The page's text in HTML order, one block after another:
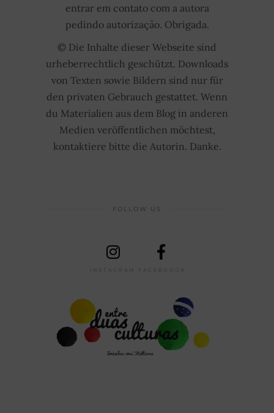
entrar em contato com a autora
pedindo autorização. Obrigada.
© Die Inhalte dieser Webseite sind
urheberrechtlich geschützt. Downloads
von Texten sowie Bildern sind nur für
den privaten Gebrauch gestattet. Wenn
du Materialien aus dem Blog in anderen
Medien veröffentlichen möchtest,
kontaktiere bitte die Autorin. Danke.
FOLLOW US
INSTAGRAM FACEBOOOK